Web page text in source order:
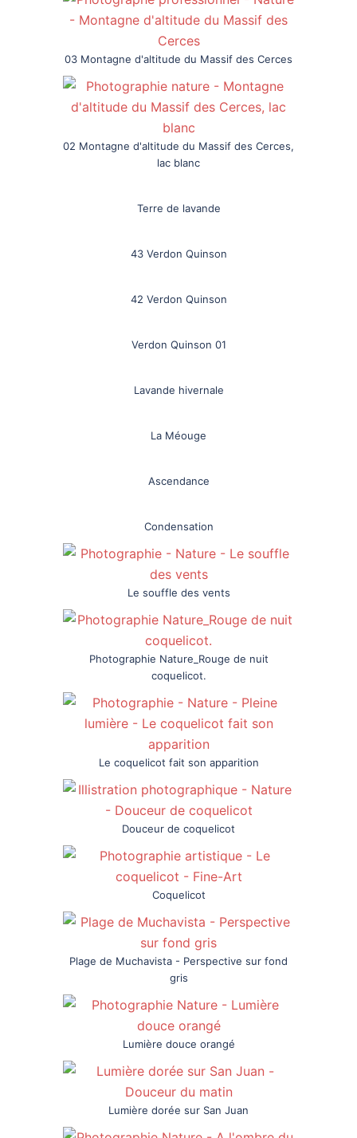
03 Montagne d'altitude du Massif des Cerces
02 Montagne d'altitude du Massif des Cerces,
lac blanc
Terre de lavande
43 Verdon Quinson
42 Verdon Quinson
Verdon Quinson 01
Lavande hivernale
La Méouge
Ascendance
Condensation
Le souffle des vents
Photographie Nature_Rouge de nuit
coquelicot.
Le coquelicot fait son apparition
Douceur de coquelicot
Coquelicot
Plage de Muchavista - Perspective sur fond
gris
Lumière douce orangé
Lumière dorée sur San Juan